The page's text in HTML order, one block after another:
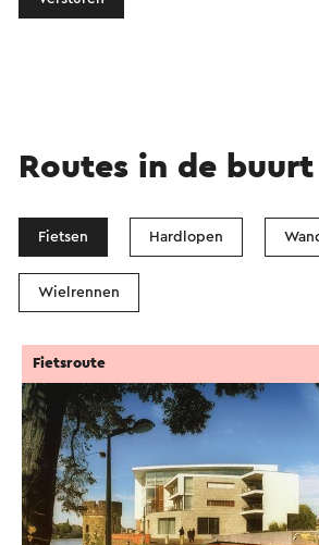
Routes in de buurt
Fietsen Hardlopen
Wielrennen
Fietsroute